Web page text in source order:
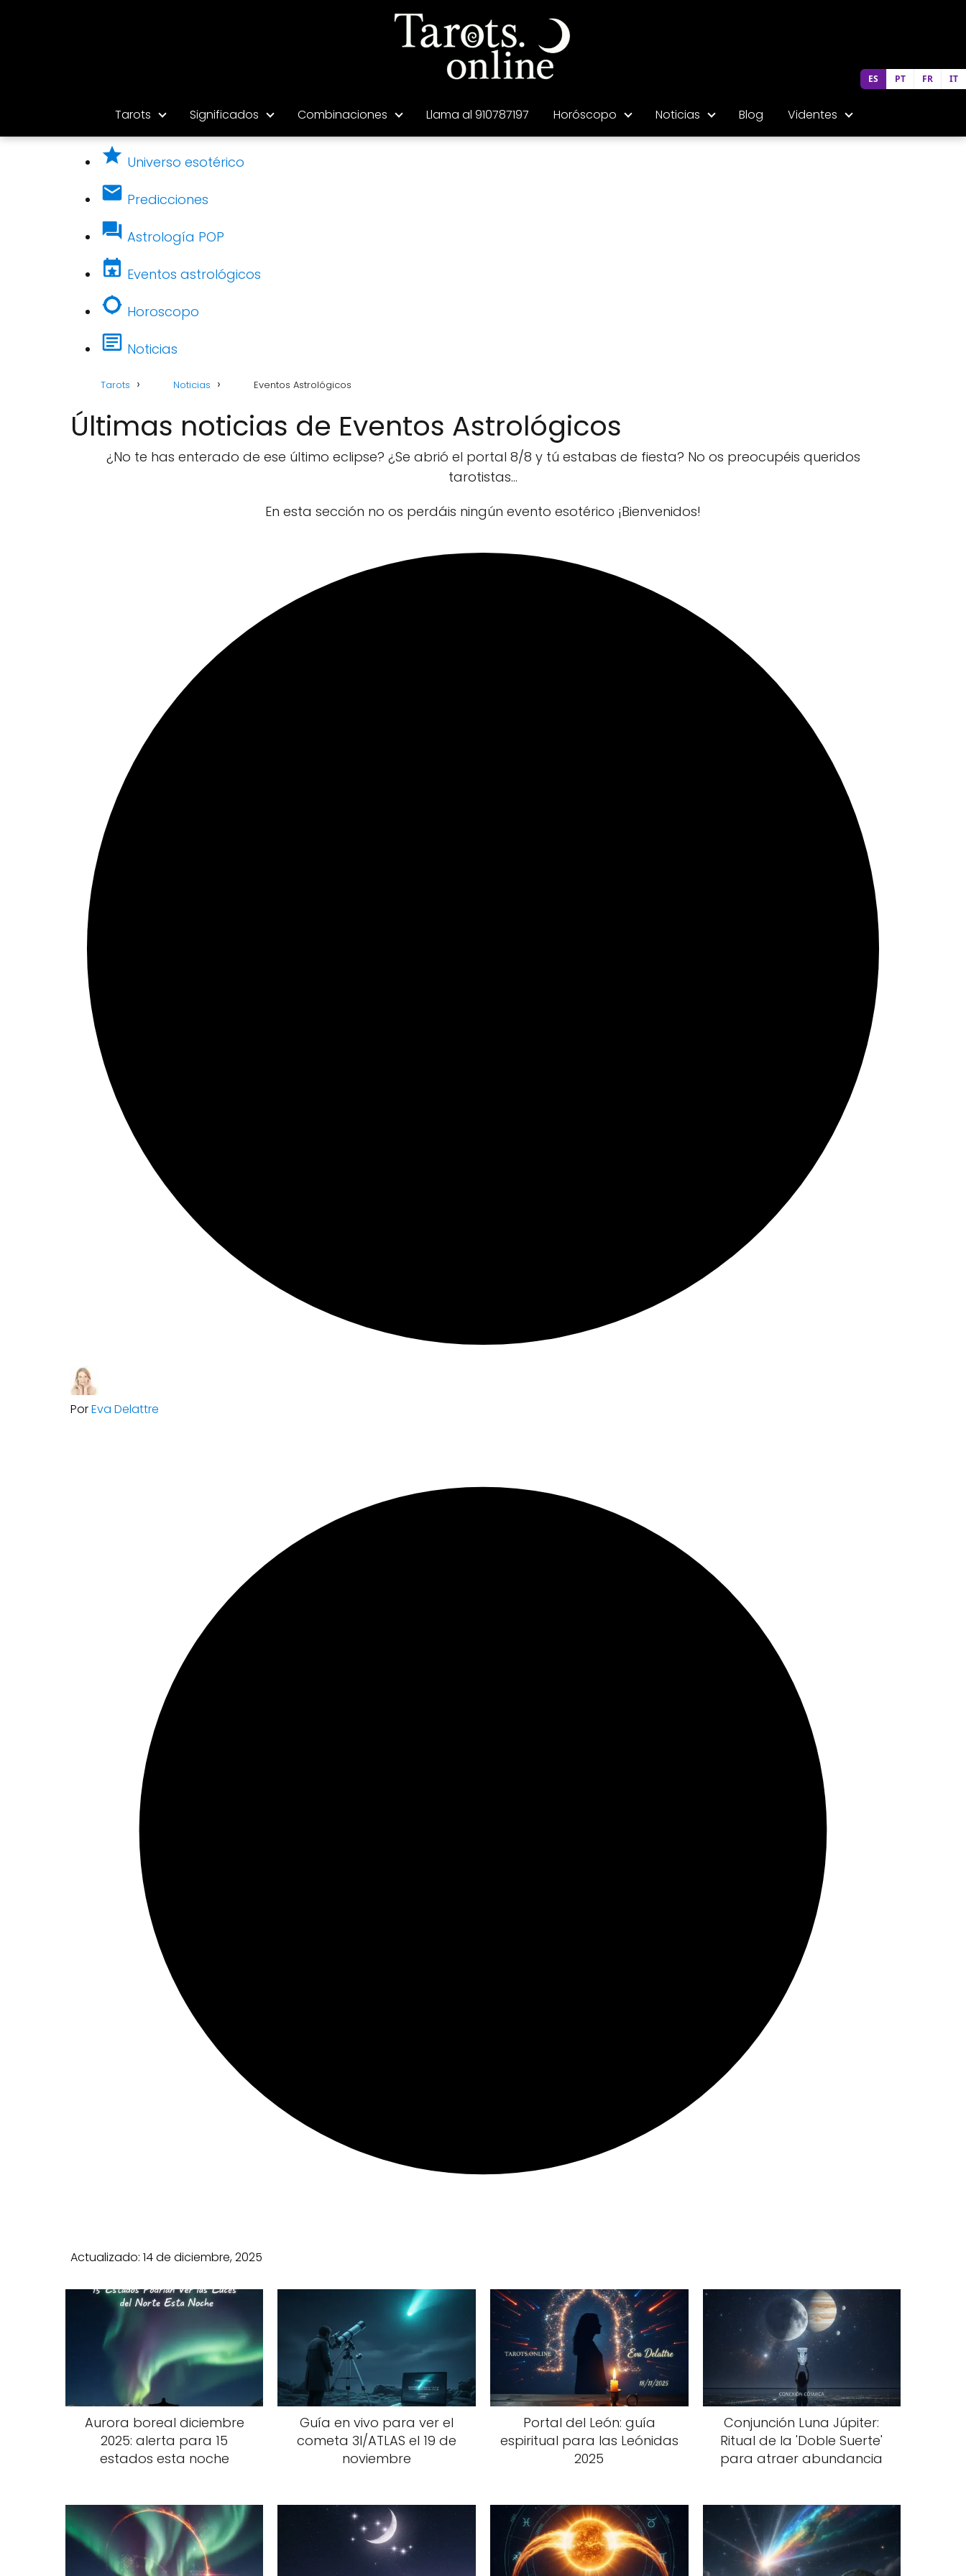
Tarots Significados Combinaciones Llama al 910787197 Horóscopo Noticias Blog Videntes
Universo esotérico
Predicciones
Astrología POP
Eventos astrológicos
Horoscopo
Noticias
Tarots Noticias Eventos Astrológicos
Últimas noticias de Eventos Astrológicos
¿No te has enterado de ese último eclipse? ¿Se abrió el portal 8/8 y tú estabas de fiesta? No os preocupéis queridos
tarotistas...
En esta sección no os perdáis ningún evento esotérico ¡Bienvenidos!
PorEva Delattre
Actualizado: 14 de diciembre, 2025
Aurora boreal diciembre
2025: alerta para 15
estados esta noche
Guía en vivo para ver el
cometa 3I/ATLAS el 19 de
noviembre
Portal del León: guía
espiritual para las Leónidas
2025
Conjunción Luna Júpiter:
Ritual de la 'Doble Suerte'
para atraer abundancia
ES PT FR IT